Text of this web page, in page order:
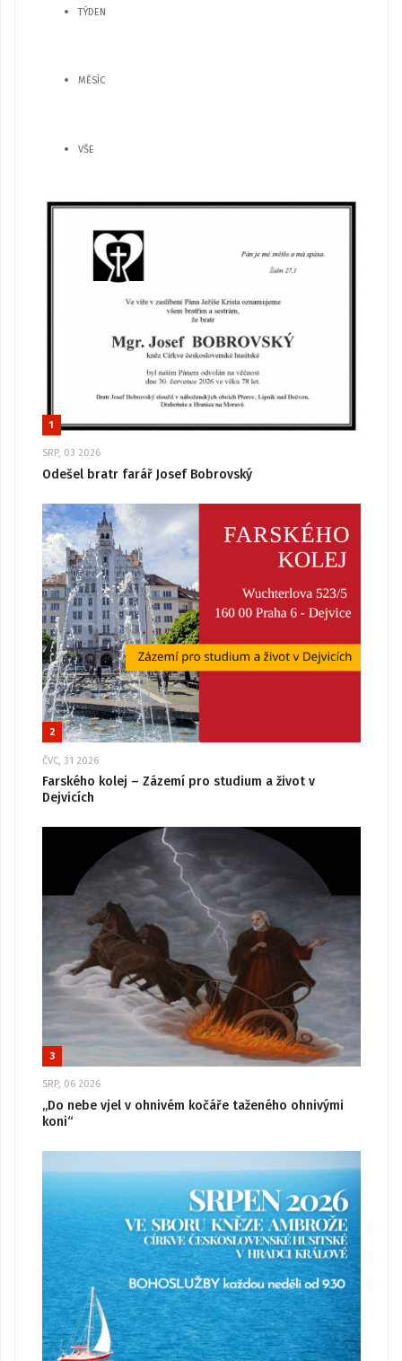
TÝDEN
MĚSÍC
VŠE
1
SRP, 03 2026
Odešel bratr farář Josef Bobrovský
2
ČVC, 31 2026
Farského kolej – Zázemí pro studium a život v
Dejvicích
3
SRP, 06 2026
„Do nebe vjel v ohnivém kočáře taženého ohnivými
koni“